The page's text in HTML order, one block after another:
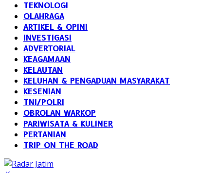
TEKNOLOGI
OLAHRAGA
ARTIKEL & OPINI
INVESTIGASI
ADVERTORIAL
KEAGAMAAN
KELAUTAN
KELUHAN & PENGADUAN MASYARAKAT
KESENIAN
TNI/POLRI
OBROLAN WARKOP
PARIWISATA & KULINER
PERTANIAN
TRIP ON THE ROAD